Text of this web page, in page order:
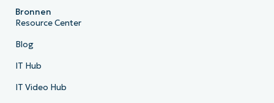
Bronnen
Resource Center
Blog
IT Hub
IT Video Hub